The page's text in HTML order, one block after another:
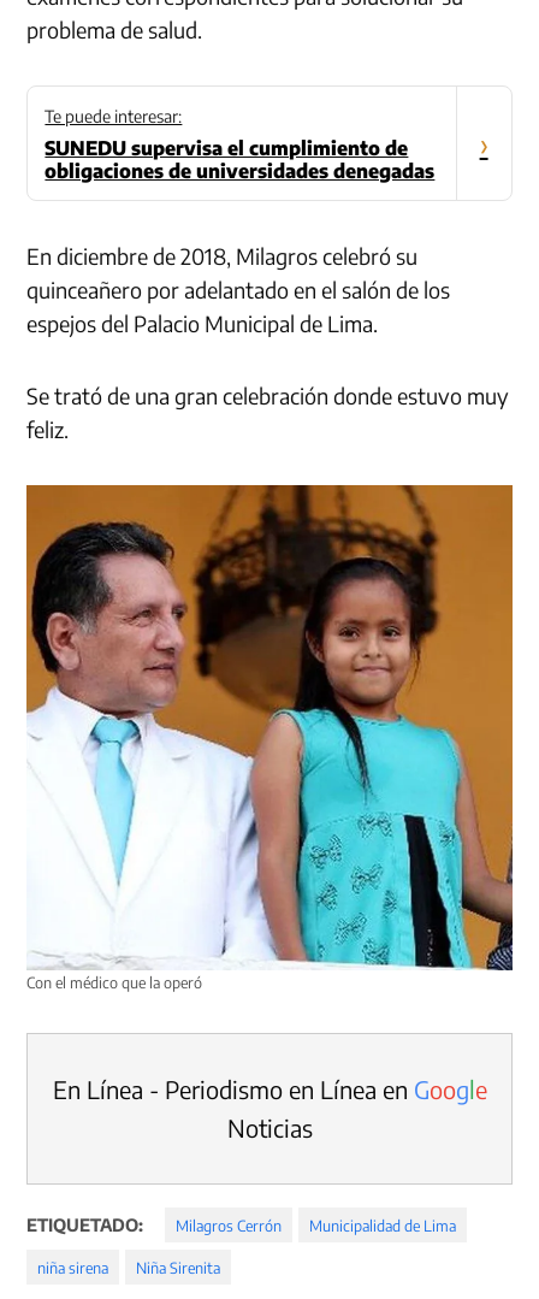
problema de salud.
Te puede interesar:
SUNEDU supervisa el cumplimiento de
obligaciones de universidades denegadas
›
En diciembre de 2018, Milagros celebró su
quinceañero por adelantado en el salón de los
espejos del Palacio Municipal de Lima.
Se trató de una gran celebración donde estuvo muy
feliz.
Con el médico que la operó
En Línea - Periodismo en Línea en Google
Noticias
ETIQUETADO: Milagros Cerrón Municipalidad de Lima
niña sirena Niña Sirenita